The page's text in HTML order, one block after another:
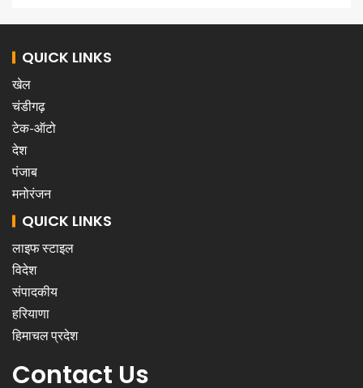
QUICK LINKS
खेल
चंडीगढ़
टेक-ऑटो
देश
पंजाब
मनोरंजन
QUICK LINKS
लाइफ स्टाइल
विदेश
संपादकीय
हरियाणा
हिमाचल प्रदेश
Contact Us